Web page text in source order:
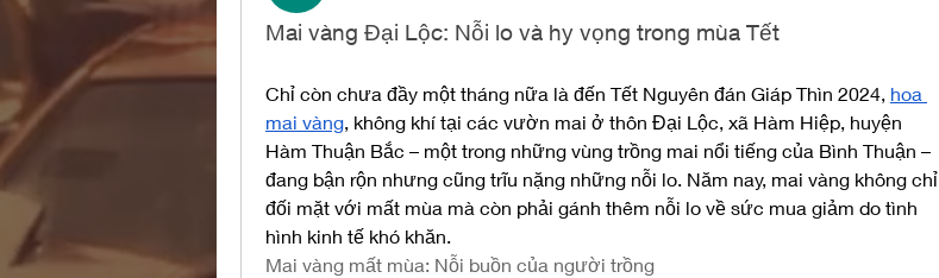
Mai vàng Đại Lộc: Nỗi lo và hy vọng trong mùa Tết
Chỉ còn chưa đầy một tháng nữa là đến Tết Nguyên đán Giáp Thìn 2024, hoa
mai vàng, không khí tại các vườn mai ở thôn Đại Lộc, xã Hàm Hiệp, huyện
Hàm Thuận Bắc – một trong những vùng trồng mai nổi tiếng của Bình Thuận –
đang bận rộn nhưng cũng trĩu nặng những nỗi lo. Năm nay, mai vàng không chỉ
đối mặt với mất mùa mà còn phải gánh thêm nỗi lo về sức mua giảm do tình
hình kinh tế khó khăn.
Mai vàng mất mùa: Nỗi buồn của người trồng